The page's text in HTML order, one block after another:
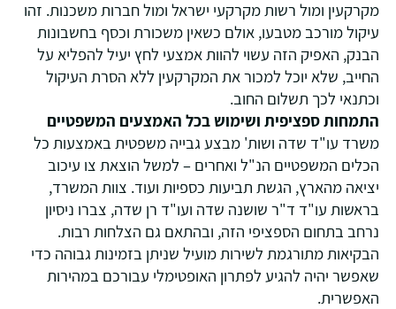
מקרקעין ומול רשות מקרקעי ישראל ומול חברות משכנות. זהו
עיקול מורכב מטבעו, אולם כשאין משכורת וכסף בחשבונות
הבנק, האפיק הזה עשוי להוות אמצעי לחץ יעיל להפליא על
החייב, שלא יוכל למכור את המקרקעין ללא הסרת העיקול
וכתנאי לכך תשלום החוב.
התמחות ספציפית ושימוש בכל האמצעים המשפטיים
משרד עו"ד שדה ושות' מבצע גבייה משפטית באמצעות כל
הכלים המשפטיים הנ"ל ואחרים – למשל הוצאת צו עיכוב
יציאה מהארץ, הגשת תביעות כספיות ועוד. צוות המשרד,
בראשות עו"ד ד"ר שושנה שדה ועו"ד רן שדה, צברו ניסיון
נרחב בתחום הספציפי הזה, ובהתאם גם הצלחות רבות.
הבקיאות מתורגמת לשירות מועיל שניתן בזמינות גבוהה כדי
שאפשר יהיה להגיע לפתרון האופטימלי עבורכם במהירות
האפשרית.